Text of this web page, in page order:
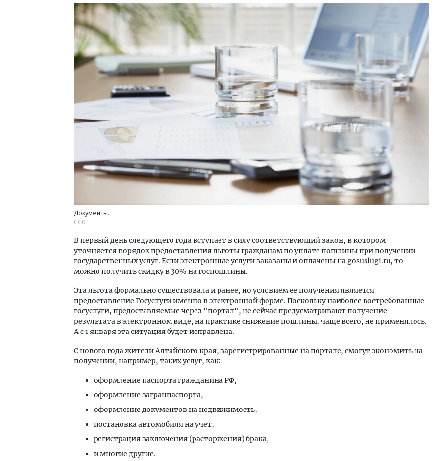
Документы.
СС0.
В первый день следующего года вступает в силу соответствующий закон, в котором
уточняется порядок предоставления льготы гражданам по уплате пошлины при получении
государственных услуг. Если электронные услуги заказаны и оплачены на gosuslugi.ru, то
можно получить скидку в 30% на госпошлины.
Эта льгота формально существовала и ранее, но условием ее получения является
предоставление Госуслуги именно в электронной форме. Поскольку наиболее востребованные
госуслуги, предоставляемые через "портал", не сейчас предусматривают получение
результата в электронном виде, на практике снижение пошлины, чаще всего, не применялось.
А с 1 января эта ситуация будет исправлена.
С нового года жители Алтайского края, зарегистрированные на портале, смогут экономить на
получении, например, таких услуг, как:
оформление паспорта гражданина РФ,
оформление загранпаспорта,
оформление документов на недвижимость,
постановка автомобиля на учет,
регистрация заключения (расторжения) брака,
и многие другие.
Смелость архитектурных идей.
Генеральный директор компании
ЗИАС — об эстетике городов,
трендах в фасадах и развитии рынка
СТРОИТЕЛЬСТВО
Архитектурный код
земли. Мощение
плитами становится
стандартом
СТРОИТЕЛЬСТВО